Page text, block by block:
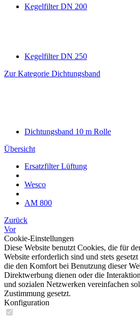
Kegelfilter DN 200
Kegelfilter DN 250
Zur Kategorie Dichtungsband
Dichtungsband 10 m Rolle
Übersicht
Ersatzfilter Lüftung
Wesco
AM 800
Zurück
Vor
Cookie-Einstellungen
Diese Website benutzt Cookies, die für
Website erforderlich sind und stets
die den Komfort bei Benutzung dieser
Direktwerbung dienen oder die
und sozialen Netzwerken vereinfachen
Zustimmung gesetzt.
Konfiguration